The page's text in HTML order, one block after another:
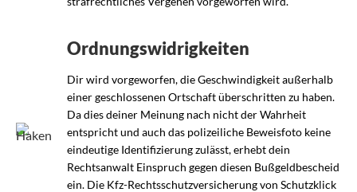
Ordnungswidrigkeiten
Dir wird vorgeworfen, die Geschwindigkeit außerhalb
einer geschlossenen Ortschaft überschritten zu haben.
Da dies deiner Meinung nach nicht der Wahrheit
entspricht und auch das polizeiliche Beweisfoto keine
eindeutige Identifizierung zulässt, erhebt dein
Rechtsanwalt Einspruch gegen diesen Bußgeldbescheid
ein. Die Kfz-Rechtsschutzversicherung von Schutzklick